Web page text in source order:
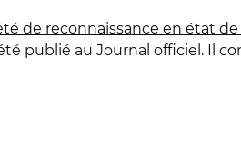
de reconnaissance en état
publié au Journal officiel. Il